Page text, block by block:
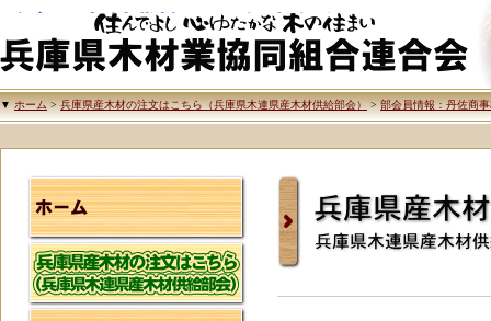
兵庫県木材業協同組合連合会
▼ホーム> 兵庫県産木材の注文はこちら（兵庫県木連県産木材供給部会）> 部会員情報：丹佐商
兵庫県産木材の注文
兵庫県木連県産木材